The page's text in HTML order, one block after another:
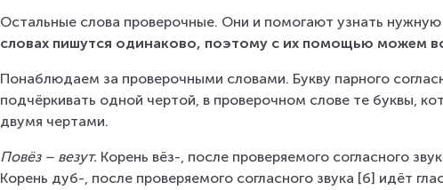
Остальные слова проверочные. Они и помогают узнать нужную
словах пишутся одинаково, поэтому с их помощью можем
Понаблюдаем за проверочными словами. Букву парного
подчёркивать одной чертой, в проверочном слове те буквы,
двумя чертами.
Повёз – везут. Корень вёз-, после проверяемого согласного
Корень дуб-, после проверяемого согласного звука [б] идёт